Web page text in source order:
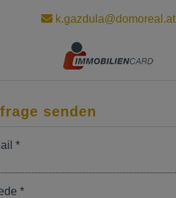
k.gazdula@domoreal.at
senden